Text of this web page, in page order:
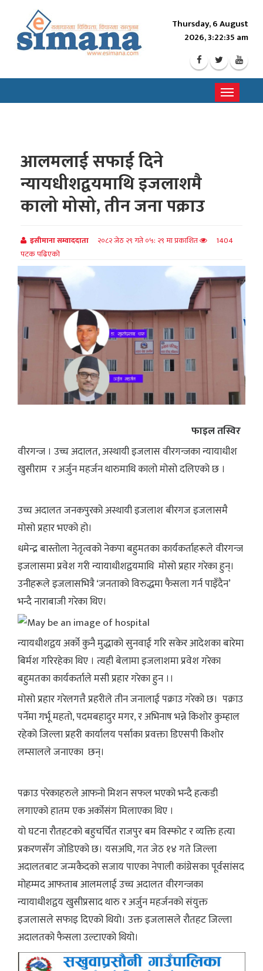
Thursday, 6 August
2026, 3:22:37 am
Toggle
आलमलाई सफाई दिने
न्यायधीशद्वयमाथि इजलाशमै
कालो मोसो, तीन जना पक्राउ
इसीमाना सम्वाददाता २०८२ जेठ २९ गते ०५: २९ मा प्रकाशित
1404
पटक पढिएको
फाइल तस्विर
वीरगन्ज । उच्च अदालत, अस्थायी इजलास वीरगन्जका न्यायाधीश
खुसीराम र अर्जुन महर्जन थारुमाथि कालो मोसो दलिएको छ ।
उच्च अदालत जनकपुरको अस्थायी इजलाश बीरगज इजलासमै
मोसो प्रहार भएको हो।
धमेन्द्र बास्तोला नेतृत्वको नेकपा बहुमतका कार्यकर्ताहरूले वीरगन्ज
इजलासमा प्रवेश गरी न्यायाधीशद्वयमाथि मोसो प्रहार गरेका हुन्।
उनीहरूले इजलासभित्रै ‘जनताको विरुद्धमा फैसला गर्न पाइँदैन’
भन्दै नाराबाजी गरेका थिए।
न्यायधीशद्वय अर्को कुनै मुद्धाको सुनवाई गरि सकेर आदेशका बारेमा
बिर्मश गरिरहेका थिए । त्यही बेलामा इजलाशमा प्रवेश गरेका
बहुमतका कार्यकर्ताले मसी प्रहार गरेका हुन ।।
मोसो प्रहार गरेलगत्तै प्रहरीले तीन जनालाई पक्राउ गरेको छ। पक्राउ
पर्नेमा गर्भू महतो, पदमबहादुर मगर, र अभिनाष भन्ने किशोर कुम्हाल
रहेको जिल्ला प्रहरी कार्यालय पर्साका प्रवक्ता डिएसपी किशोर
लम्सालले जनाएका छन्।
पक्राउ परेकाहरुले आफनो मिशन सफल भएको भन्दै हत्कडी
लगाएको हातम एक अर्कोसंग मिलाएका थिए ।
यो घटना रौतहटको बहुचर्चित राजपुर बम विस्फोट र व्यक्ति हत्या
प्रकरणसँग जोडिएको छ। यसअघि, गत जेठ १४ गते जिल्ला
अदालतबाट जन्मकैदको सजाय पाएका नेपाली कांग्रेसका पूर्वसांसद
मोहम्मद आफताब आलमलाई उच्च अदालत वीरगन्जका
न्यायाधीशद्वय खुसीप्रसाद थारु र अर्जुन महर्जनको संयुक्त
इजलासले सफाइ दिएको थियो। उक्त इजलासले रौतहट जिल्ला
अदालतको फैसला उल्टाएको थियो।